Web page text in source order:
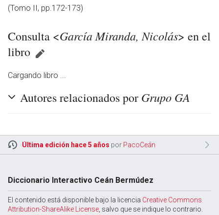
en
(Tomo II, pp.172-173)
Consulta <García Miranda, Nicolás> en el
libro
Cargando libro ...
Autores relacionados por Grupo GA
Última edición hace 5 años por PacoCeán
Diccionario Interactivo Ceán Bermúdez
El contenido está disponible bajo la licencia Creative Commons
Attribution-ShareAlike License , salvo que se indique lo contrario.